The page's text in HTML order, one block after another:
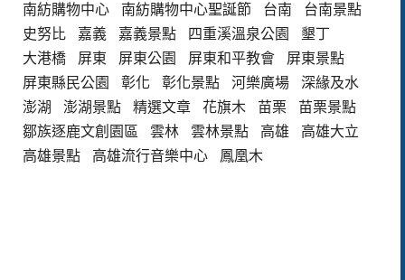
南紡購物中心
南紡購物中心聖誕節 台南
台南景點
史努比
嘉義 嘉義景點 四重溪溫泉公園
墾丁
大港橋
屏東 屏東公園 屏東和平教會
屏東景點
屏東縣民公園
彰化 彰化景點 河樂廣場
深緣及水
澎湖
澎湖景點 精選文章 花旗木 苗栗
苗栗景點
鄒族逐鹿文創園區
雲林 雲林景點 高雄
高雄大立
高雄景點
高雄流行音樂中心 鳳凰木